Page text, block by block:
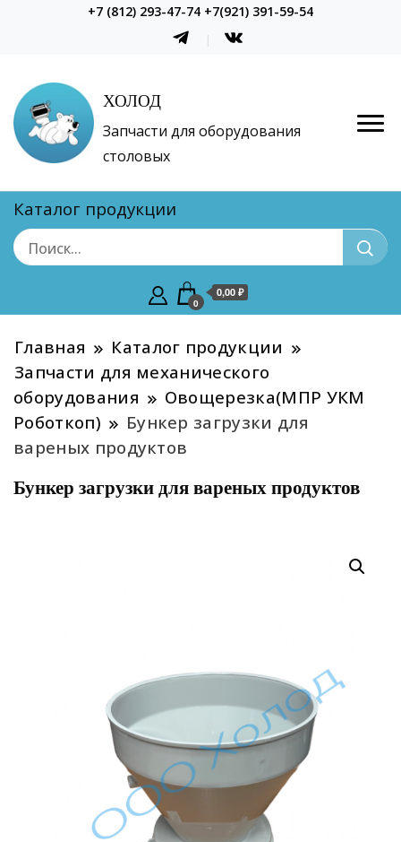
+7 (812) 293-47-74 +7(921) 391-59-54
ХОЛОД
Запчасти для оборудования
столовых
Каталог продукции
0
0,00 ₽
Главная
Каталог продукции
Запчасти для механического
оборудования
Овощерезка(МПР УКМ
Роботкоп)
Бункер загрузки для
вареных продуктов
Бункер загрузки для вареных продуктов